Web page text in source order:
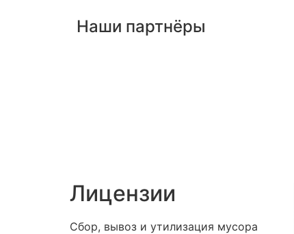
Наши партнёры
Лицензии
Сбор, вывоз и утилизация мусора